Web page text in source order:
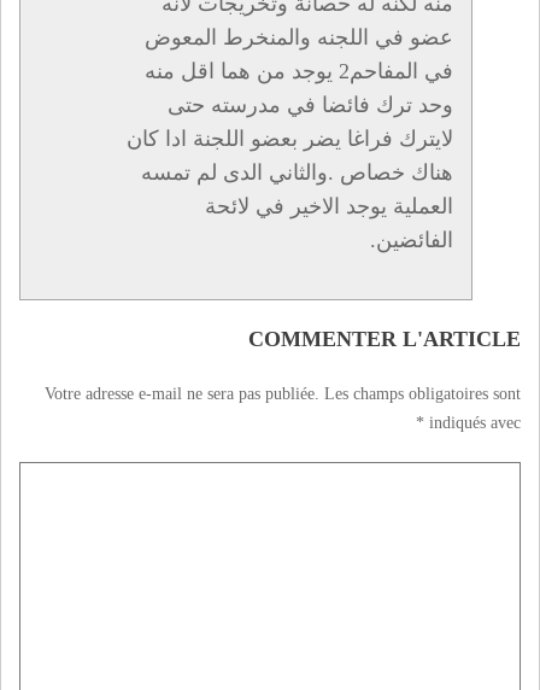
عضو في اللجنه والمنخرط المعوض
في المفاحم2 يوجد من هما اقل منه
وحد ترك فائضا في مدرسته حتى
لايترك فراغا يضر بعضو اللجنة ادا كان
هناك خصاص .والثاني الدى لم تمسه
العملية يوجد الاخير في لائحة
الفائضين.
COMMENTER L'ARTICLE
Votre adresse e-mail ne sera pas publiée. Les champs obligatoires sont
indiqués avec
*